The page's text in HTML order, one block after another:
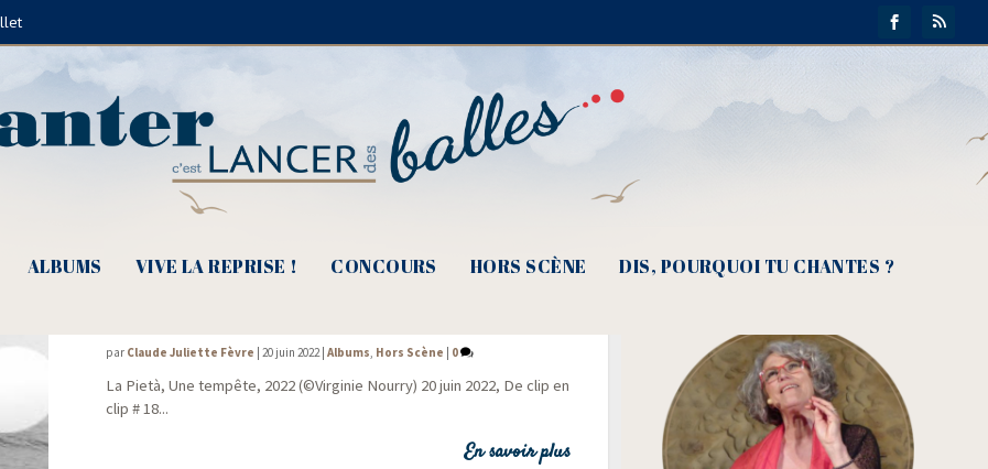
ALBUMS VIVE LA REPRISE ! CONCOURS HORS SCÈNE DIS, POURQUOI TU CHANTES ?
par Claude Juliette Fèvre |20 juin 2022|Albums, Hors Scène 0
La Pie­tà, Une tem­pête, 2022 (©Vir­gi­nie Nourry) 20 juin 2022, De clip en
clip # 18...
En savoir plus